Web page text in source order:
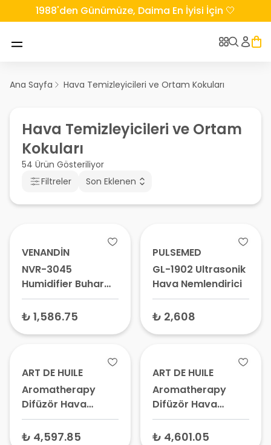
1988'den Günümüze, Daima En İyisi İçin 🤍
Ana Sayfa Hava Temizleyicileri ve Ortam Kokuları
Hava Temizleyicileri ve Ortam
Kokuları
54 Ürün Gösteriliyor
Filtreler
Son Eklenen
VENANDİN
NVR-3045
Humidifier Buhar
Makinesi 2 Lt
₺ 1,586.75
PULSEMED
GL-1902 Ultrasonik
Hava Nemlendirici
₺ 2,608
ART DE HUILE
Aromatherapy
Difüzör Hava
Nemlendirici Beyaz
₺ 4,597.85
ART DE HUILE
Aromatherapy
Difüzör Hava
Nemlendirici Koyu
Ahşap
₺ 4,601.05